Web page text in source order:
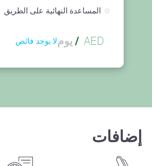
المساعدة النهائية على الطريق
AED
/ يوملا يوجد فائض
إضافات